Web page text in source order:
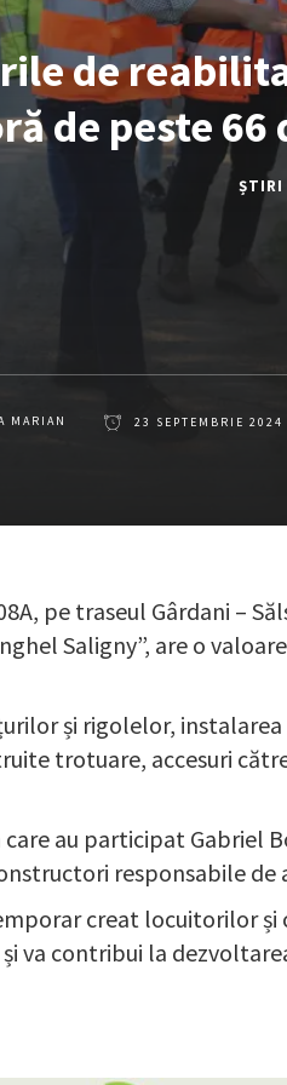
de
de peste
ȘTIRI
MARIAN 23 SEPTEMBRIE 2024
pe traseul Gârdani –
Saligny”, are o
și rigolelor,
trotuare, accesuri
au participat
responsabile
creat locuitorilor
va contribui la